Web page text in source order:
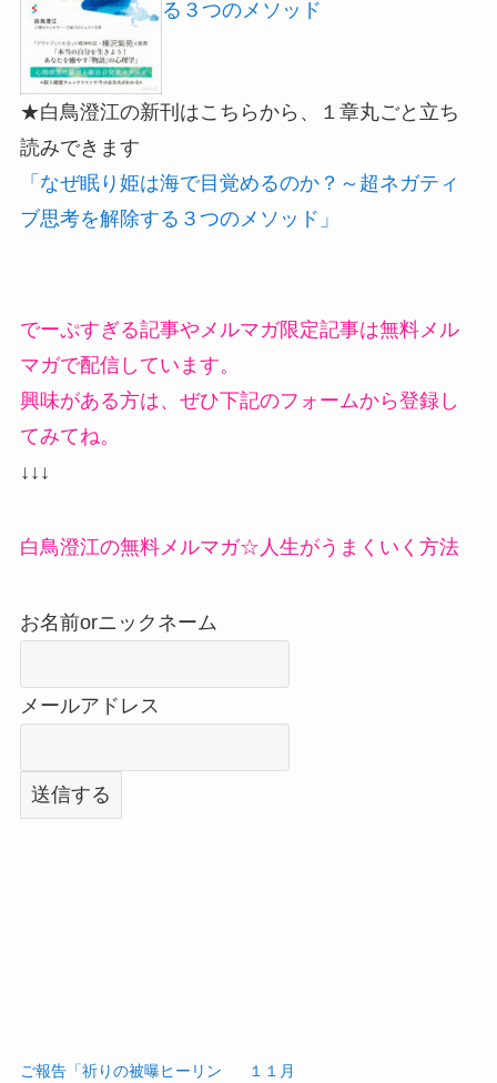
る３つのメソッド
★白鳥澄江の新刊はこちらから、１章丸ごと立ち
読みできます
「なぜ眠り姫は海で目覚めるのか？～超ネガティ
ブ思考を解除する３つのメソッド」
でーぷすぎる記事やメルマガ限定記事は無料メル
マガで配信しています。
興味がある方は、ぜひ下記のフォームから登録し
てみてね。
↓↓↓
白鳥澄江の無料メルマガ☆人生がうまくいく方法
お名前orニックネーム
メールアドレス
ご報告「祈りの被曝ヒーリン
１１月